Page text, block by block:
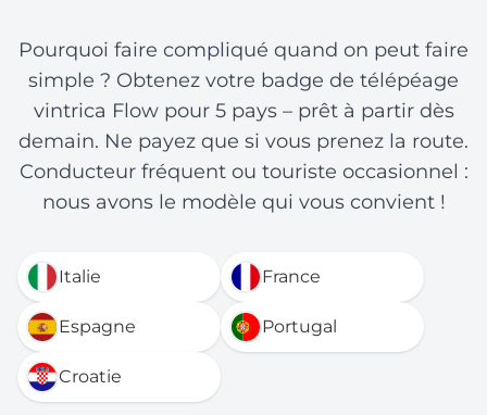
Pourquoi faire compliqué quand on peut faire
simple ? Obtenez votre badge de télépéage
vintrica Flow pour 5 pays – prêt à partir dès
demain. Ne payez que si vous prenez la route.
Conducteur fréquent ou touriste occasionnel :
nous avons le modèle qui vous convient !
Italie France
Espagne Portugal
Croatie